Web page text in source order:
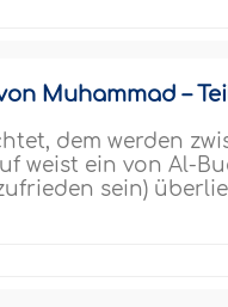
Muhammad –
dem werden
weist ein von Al-
sein)